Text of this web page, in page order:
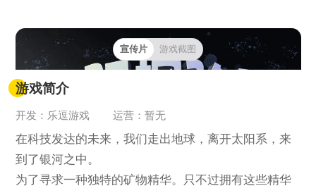
宣传片 游戏截图
游戏简介
开发：乐逗游戏 运营：暂无
在科技发达的未来，我们走出地球，离开太阳系，来
到了银河之中。
为了寻求一种独特的矿物精华。只不过拥有这些精华